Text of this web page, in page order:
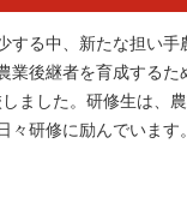
る中、新たな担い手
業後継者を育成する
ました。研修生は、
研修に励んでいます。